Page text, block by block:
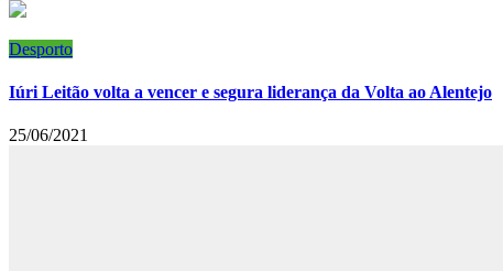
Desporto
Iúri Leitão volta a vencer e segura liderança da Volta ao Alentejo
25/06/2021